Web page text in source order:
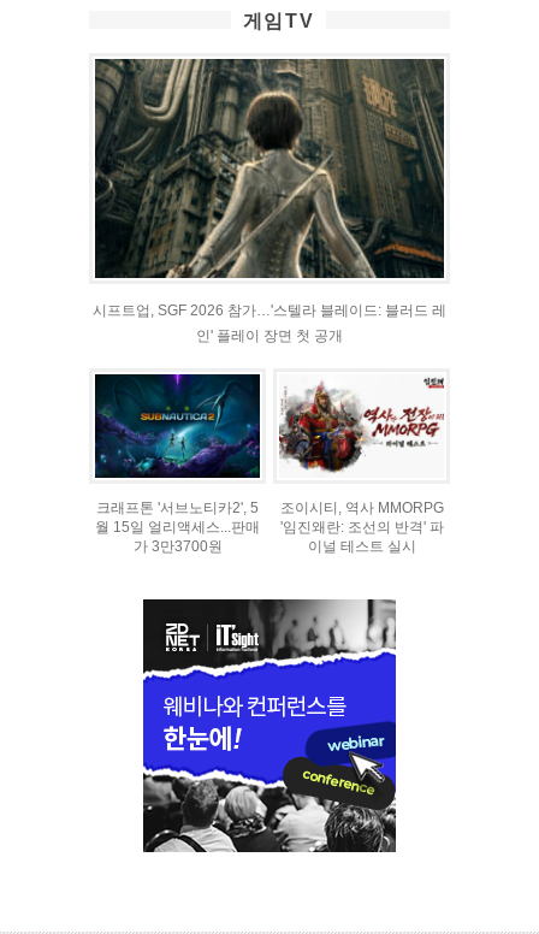
게임TV
시프트업, SGF 2026 참가…'스텔라 블레이드: 블러드 레
인' 플레이 장면 첫 공개
크래프톤 '서브노티카2', 5
월 15일 얼리액세스...판매
가 3만3700원
조이시티, 역사 MMORPG
'임진왜란: 조선의 반격' 파
이널 테스트 실시